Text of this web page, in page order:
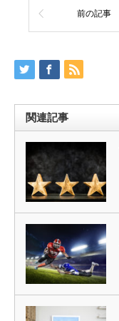
前の記事
関連記事